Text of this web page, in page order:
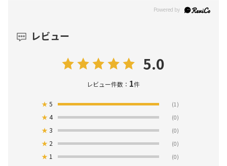
レビュー
5.0
レビュー件数： 1件
★5 (1)
★4 (0)
★3 (0)
★ 2 (0)
★ 1 (0)